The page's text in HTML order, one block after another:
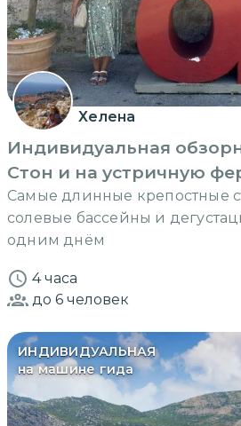
Хелена
Индивидуальная
Стон и на устричную
Самые длинные крепостные
солевые бассейны и
одним днём
4 часа
до 6 человек
ИНДИВИДУАЛЬНАЯ
на машине гида